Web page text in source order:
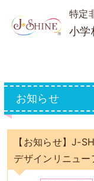
特定
小学
お知らせ
【お知らせ】J-
デザインリニュー